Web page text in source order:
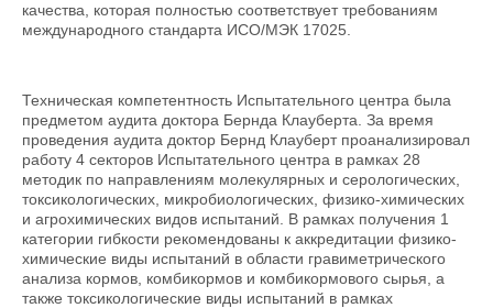
качества, которая полностью соответствует требованиям
международного стандарта ИСО/МЭК 17025.
Техническая компетентность Испытательного центра была
предметом аудита доктора Бернда Клауберта. За время
проведения аудита доктор Бернд Клауберт проанализировал
работу 4 секторов Испытательного центра в рамках 28
методик по направлениям молекулярных и серологических,
токсикологических, микробиологических, физико-химических
и агрохимических видов испытаний. В рамках получения 1
категории гибкости рекомендованы к аккредитации физико-
химические виды испытаний в области гравиметрического
анализа кормов, комбикормов и комбикормового сырья, а
также токсикологические виды испытаний в рамках